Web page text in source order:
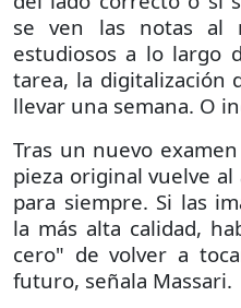
se ven las notas al
estudiosos a lo largo
tarea, la digitalización
llevar una semana. O
Tras un nuevo
pieza original vuelve
para siempre. Si las
la más alta calidad,
cero" de volver a
futuro, señala Massari.